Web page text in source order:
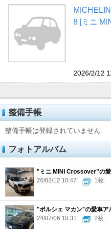
8 [ミニ
2026/2/12
整備手帳
整備手帳は登録されていません
フォトアルバム
"ミニ MINI Crossover"の
26/02/12 10:47
1枚
"ポルシェ マカン"の愛車ア
24/07/06 18:31
2枚